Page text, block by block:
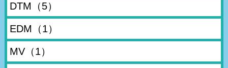
DTM （5）
EDM （1）
MV（1）